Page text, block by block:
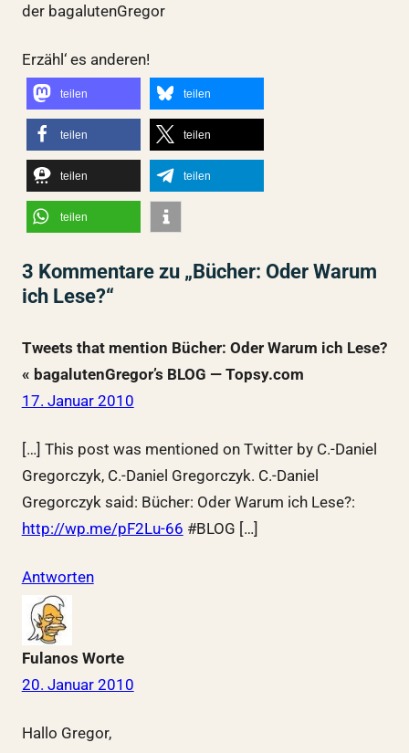
der bagalutenGregor
Erzähl‘ es anderen!
teilen teilen
teilen teilen
teilen teilen
teilen
3 Kommentare zu „Bücher: Oder Warum
ich Lese?“
Tweets that mention Bücher: Oder Warum ich Lese?
« bagalutenGregor’s BLOG — Topsy.com
17. Januar 2010
[…] This post was mentioned on Twitter by C.-Daniel
Gregorczyk, C.-Daniel Gregorczyk. C.-Daniel
Gregorczyk said: Bücher: Oder Warum ich Lese?:
http://wp.me/pF2Lu-66 #BLOG […]
Antworten
Fulanos Worte
20. Januar 2010
Hallo Gregor,